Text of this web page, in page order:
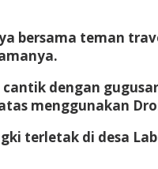
bersama teman
dengan
menggunakan
terletak di desa